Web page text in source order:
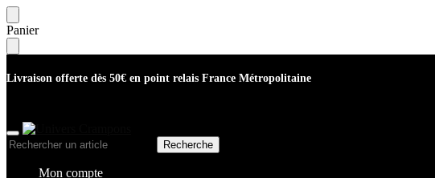
Skip
to
navigation
Skip
to
content
Panier
Livraison offerte dès 50€ en point relais France Métropolitaine
Recherche
Recherche
Mon compte